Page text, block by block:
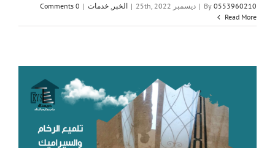
By 0553960210
| ديسمبر 25th, 2022 | الخبر خدمات |
0 Comments
Read More